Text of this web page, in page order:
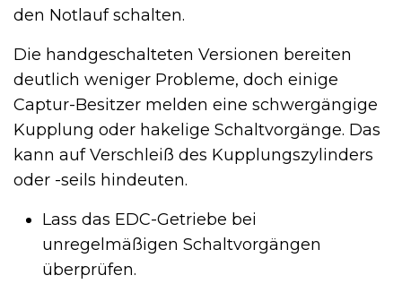
den Notlauf schalten.
Die handgeschalteten Versionen bereiten
deutlich weniger Probleme, doch einige
Captur-Besitzer melden eine schwergängige
Kupplung oder hakelige Schaltvorgänge. Das
kann auf Verschleiß des Kupplungszylinders
oder -seils hindeuten.
Lass das EDC-Getriebe bei
unregelmäßigen Schaltvorgängen
überprüfen.